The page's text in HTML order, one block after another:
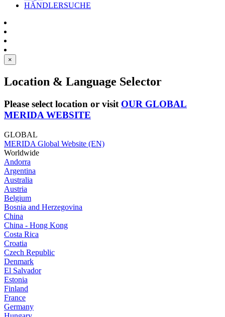
HÄNDLERSUCHE
×
Location & Language Selector
Please select location or visit OUR GLOBAL
MERIDA WEBSITE
GLOBAL
MERIDA Global Website (EN)
Worldwide
Andorra
Argentina
Australia
Austria
Belgium
Bosnia and Herzegovina
China
China - Hong Kong
Costa Rica
Croatia
Czech Republic
Denmark
El Salvador
Estonia
Finland
France
Germany